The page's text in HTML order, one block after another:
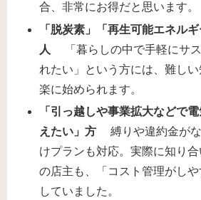
合、非常にお得だと思います。
「脱炭素」「再生可能エネル
人
「暮らしの中で手軽にサ
れたい」という方には、難し
楽に始められます。
「引っ越しや事業拡大などで
えたい」方 縛りや違約金が
けプランも対応。実際に知り
の店主も、「コスト管理がし
していました。